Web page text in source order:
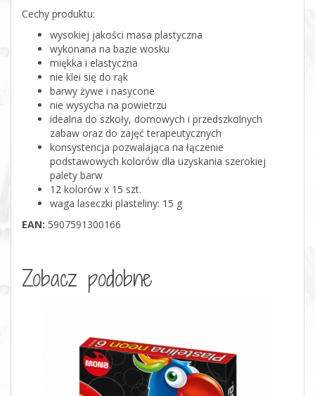
Cechy produktu:
wysokiej jakości masa plastyczna
wykonana na bazie wosku
miękka i elastyczna
nie klei się do rąk
barwy żywe i nasycone
nie wysycha na powietrzu
idealna do szkoły, domowych i przedszkolnych
zabaw oraz do zajęć terapeutycznych
konsystencja pozwalająca na łączenie
podstawowych kolorów dla uzyskania szerokiej
palety barw
12 kolorów x 15 szt.
waga laseczki plasteliny: 15 g
EAN: 5907591300166
Zobacz podobne